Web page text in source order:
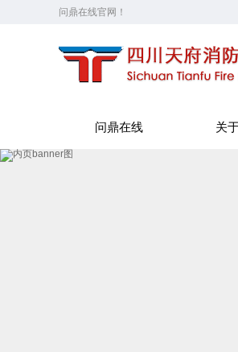
问鼎在线官网！
问鼎在线 关